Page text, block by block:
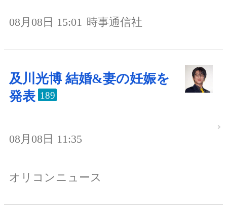
08月08日 15:01 時事通信社
及川光博 結婚&妻の妊娠を
発表 189
08月08日 11:35
オリコンニュース